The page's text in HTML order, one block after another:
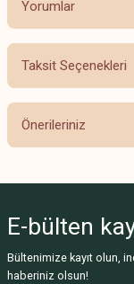
Yorumlar
Taksit Seçenekleri
Önerileriniz
Görüş ve önerileriniz
Ürün resmi
E-bülten
Bültenimize kayıt olun,
haberiniz olsun!